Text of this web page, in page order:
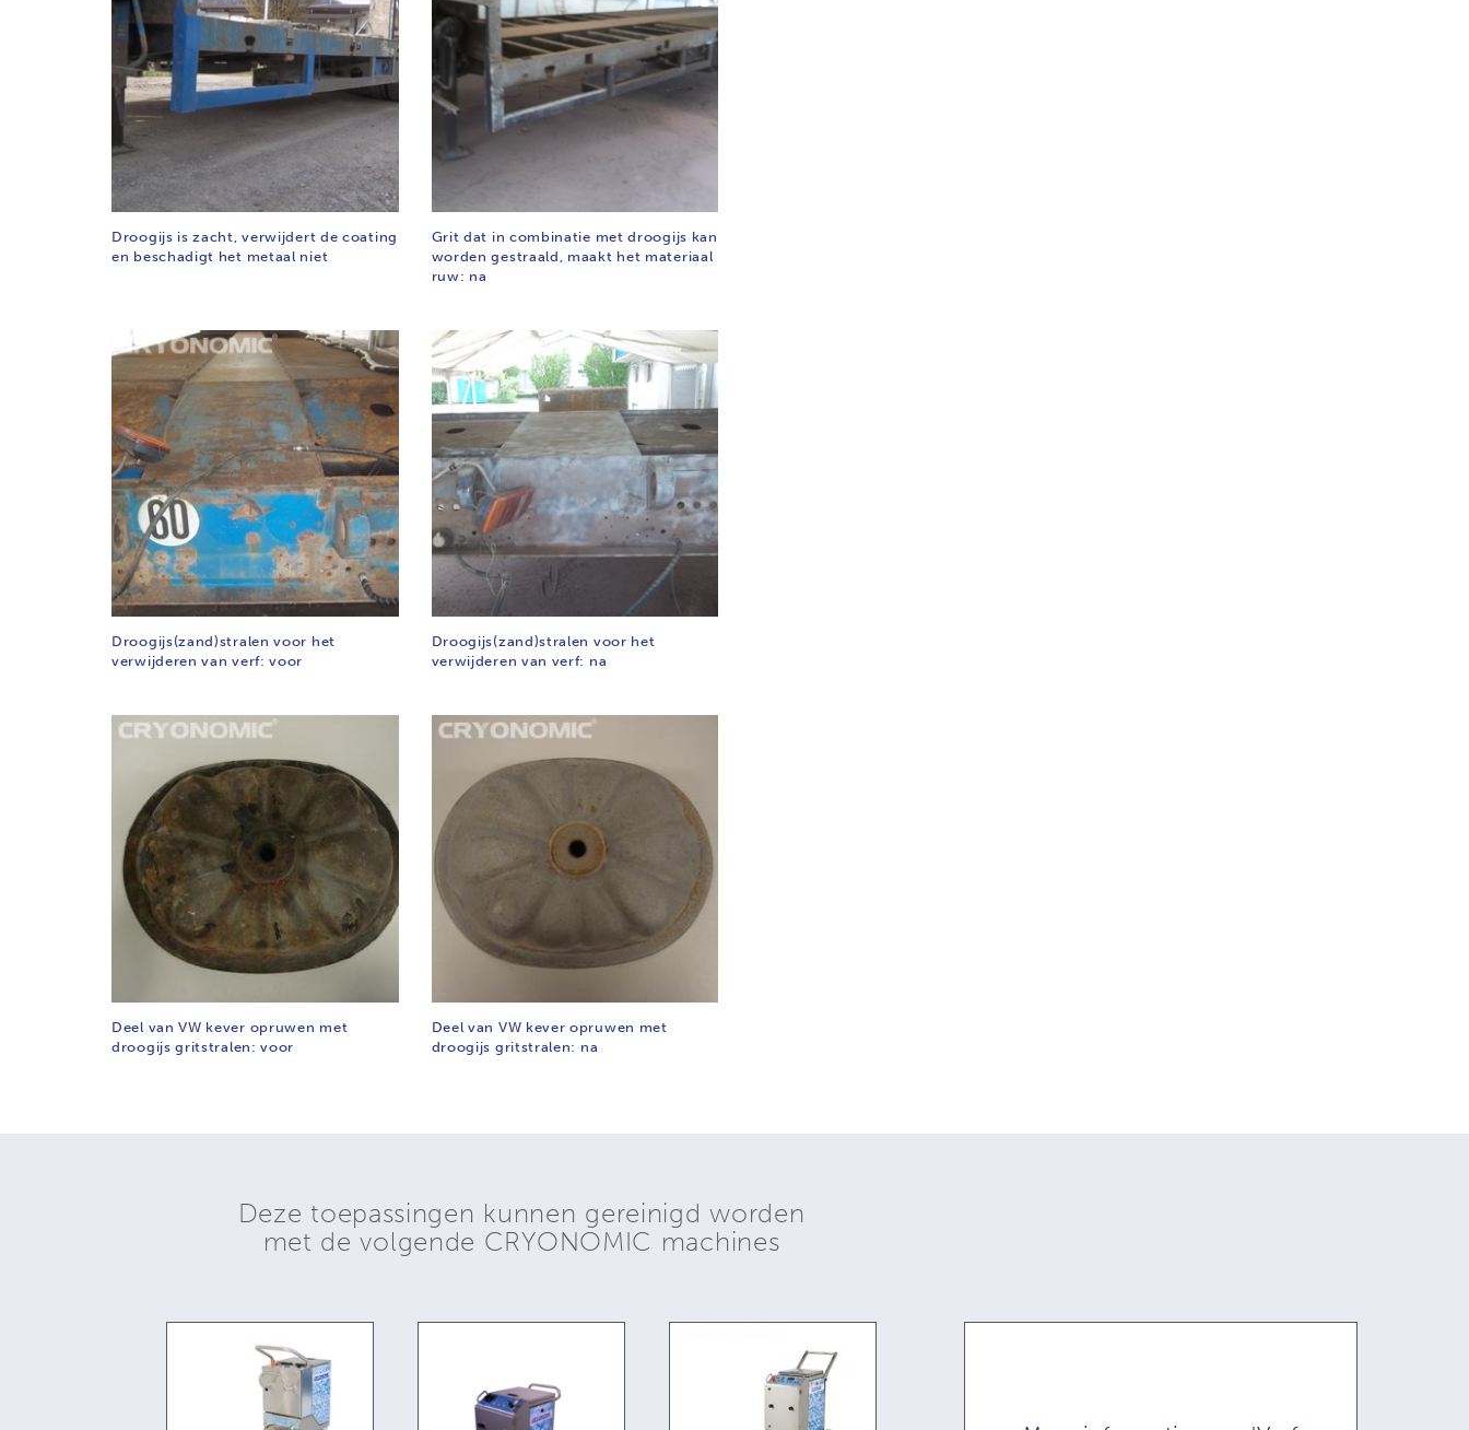
Droogijs is zacht, verwijdert de coating
en beschadigt het metaal niet
Grit dat in combinatie met droogijs kan
worden gestraald, maakt het materiaal
ruw: na
Droogijs(zand)stralen voor het
verwijderen van verf: voor
Droogijs(zand)stralen voor het
verwijderen van verf: na
Deel van VW kever opruwen met
droogijs gritstralen: voor
Deel van VW kever opruwen met
droogijs gritstralen: na
Deze toepassingen kunnen gereinigd worden
met de volgende CRYONOMIC machines